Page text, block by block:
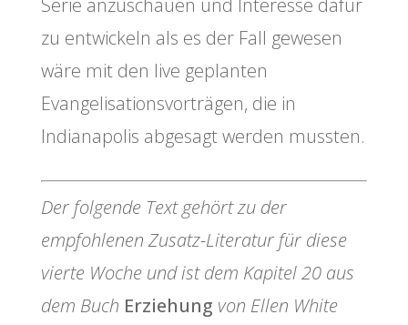
Serie anzuschauen und Interesse dafür
zu entwickeln als es der Fall gewesen
wäre mit den live geplanten
Evangelisationsvorträgen, die in
Indianapolis abgesagt werden mussten.
Der folgende Text gehört zu der
empfohlenen Zusatz-Literatur für diese
vierte Woche und ist dem Kapitel 20 aus
dem Buch Erziehung von Ellen White